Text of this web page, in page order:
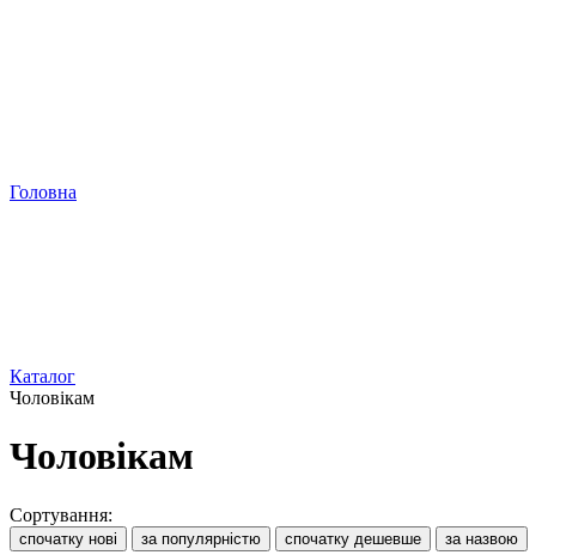
Головна
Каталог
Чоловікам
Чоловікам
Сортування:
спочатку нові за популярністю спочатку дешевше за назвою